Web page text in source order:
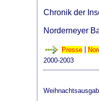
Chronik der
Norderneyer
Presse
2000-2003